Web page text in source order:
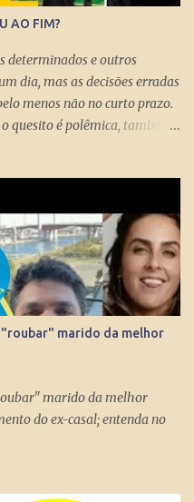
especiais para o Jornal
tornar apresent...
AO FIM?
determinados e outros
dia, mas as decisões erradas
menos não no curto prazo.
quesito é polêmica, também
pode chegar para muitos
permite que cada
comunicação, seja um canal,
nas redes sociais que
centenas, milhares e até
como Juliette, mas ai já é
"roubar" marido da melhor
marido da melhor
do ex-casal; entenda no